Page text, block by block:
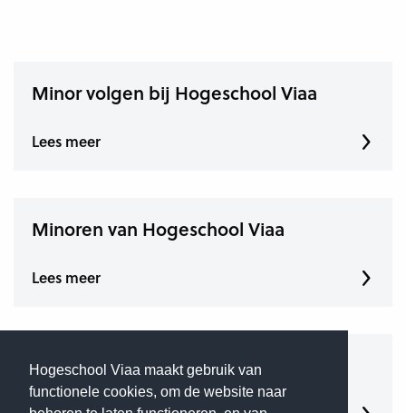
Hogeschool Viaa maakt gebruik van
functionele cookies, om de website naar
Minor volgen bij Hogeschool Viaa
Lees meer
Minoren van Hogeschool Viaa
Lees meer
Vragen over minoren